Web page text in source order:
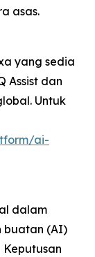
asas.
yang sedia
Assist dan
Untuk
ai-
dalam
buatan (AI)